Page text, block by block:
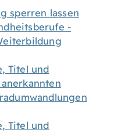
sperren lassen
-
Titel und
Titel und